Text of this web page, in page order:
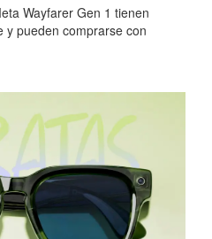
Wayfarer Gen 1 tienen
y pueden comprarse con